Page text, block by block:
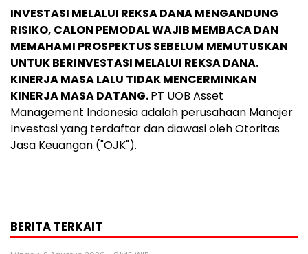
INVESTASI MELALUI REKSA DANA MENGANDUNG
RISIKO, CALON PEMODAL WAJIB MEMBACA DAN
MEMAHAMI PROSPEKTUS SEBELUM MEMUTUSKAN
UNTUK BERINVESTASI MELALUI REKSA DANA.
KINERJA MASA LALU TIDAK MENCERMINKAN
KINERJA MASA DATANG.PT UOB Asset
Management Indonesia adalah perusahaan Manajer
Investasi yang terdaftar dan diawasi oleh Otoritas
Jasa Keuangan ("OJK").
BERITA TERKAIT